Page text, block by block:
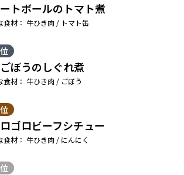
トボールのトマト煮
食材： 牛ひき肉 / トマト缶
ぼうのしぐれ煮
食材： 牛ひき肉 / ごぼう
ゴロビーフシチュー
食材： 牛ひき肉 / にんにく